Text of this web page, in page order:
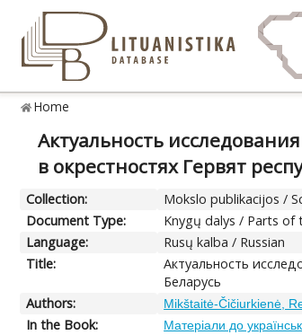
Home
Актуальность
в окрестностях Гервят
Collection:
Mokslo publikacijos /
Document Type:
Knygų dalys / Parts of
Language:
Rusų kalba / Russian
Title:
Актуальность
Беларусь
Authors:
Mikštaitė-Čičiurkienė,
In the Book: Матеріали до